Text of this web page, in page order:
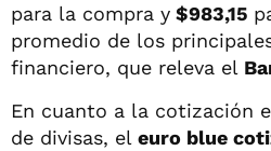
para la compra y $983,15
promedio de los
financiero, que releva el
En cuanto a la cotización
de divisas, el euro blue